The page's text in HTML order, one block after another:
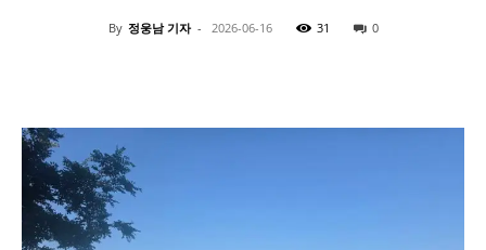
By 정웅남 기자 - 2026-06-16 31 0